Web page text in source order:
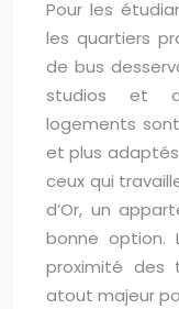
Pour les
les quartiers
de bus
studios et
logements
et plus
ceux qui
d’Or, un
bonne option.
proximité des
atout majeur